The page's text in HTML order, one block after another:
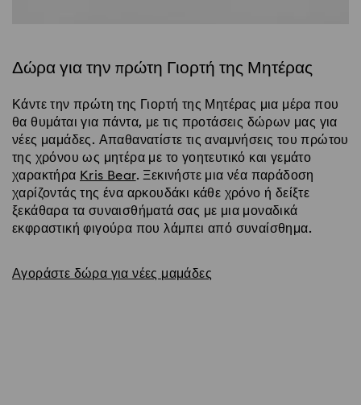
Δώρα για την πρώτη Γιορτή της Μητέρας
Κάντε την πρώτη της Γιορτή της Μητέρας μια μέρα που
θα θυμάται για πάντα, με τις προτάσεις δώρων μας για
νέες μαμάδες. Απαθανατίστε τις αναμνήσεις του πρώτου
της χρόνου ως μητέρα με το γοητευτικό και γεμάτο
χαρακτήρα Kris Bear. Ξεκινήστε μια νέα παράδοση
χαρίζοντάς της ένα αρκουδάκι κάθε χρόνο ή δείξτε
ξεκάθαρα τα συναισθήματά σας με μια μοναδικά
εκφραστική φιγούρα που λάμπει από συναίσθημα.
Αγοράστε δώρα για νέες μαμάδες